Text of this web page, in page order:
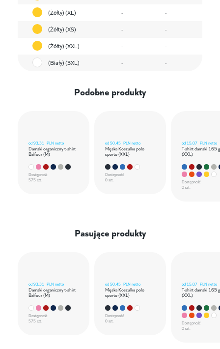
(Żółty) (XL)
-
-
(Żółty) (XS)
-
-
(Żółty) (XXL)
-
-
(Biały) (3XL)
- -
Podobne produkty
od93,31 PLN netto
Damski organiczny t-shirt
Balfour (M)
Dostępność
575 szt.
od50,45 PLN netto
Męska Koszulka polo
sporto (XXL)
Dostępność
0 szt.
od 15,07 PLN netto
T-shirt damski 165
(XXL)
Dostępność
0 szt.
Pasujące produkty
od93,31 PLN netto
Damski organiczny t-shirt
Balfour (M)
Dostępność
575 szt.
od50,45 PLN netto
Męska Koszulka polo
sporto (XXL)
Dostępność
0 szt.
od 15,07 PLN netto
T-shirt damski 165
(XXL)
Dostępność
0 szt.